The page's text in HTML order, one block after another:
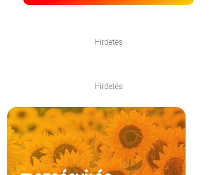
Hirdetés
Hirdetés